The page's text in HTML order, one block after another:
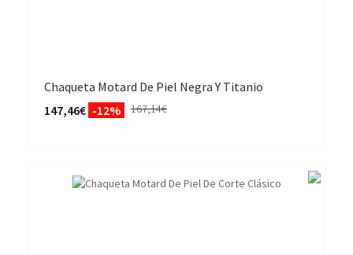
Chaqueta Motard De Piel Negra Y Titanio
147,46€ -12% 167,14€